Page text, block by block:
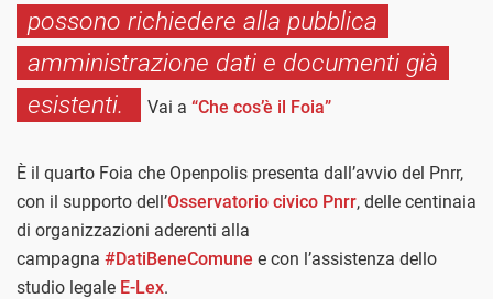
possono richiedere alla pubblica
amministrazione dati e documenti già
esistenti.
Vai a “Che cos’è il Foia”
È il quarto Foia che Openpolis presenta dall’avvio del Pnrr,
con il supporto dell’Osservatorio civico Pnrr, delle centinaia
di organizzazioni aderenti alla
campagna #DatiBeneComune e con l’assistenza dello
studio legale E-Lex.